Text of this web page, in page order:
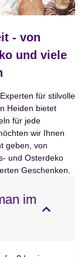
- von
und viele
für stilvolle
Heiden bietet
für jede
wir Ihnen
geben, von
und Osterdeko
Geschenken.
im